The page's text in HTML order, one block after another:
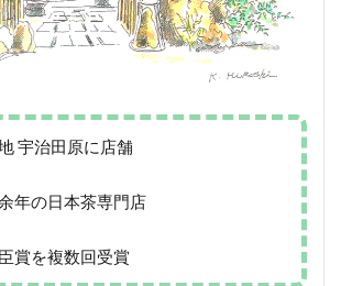
宇治田原に店舗
年の日本茶専門店
賞を複数回受賞